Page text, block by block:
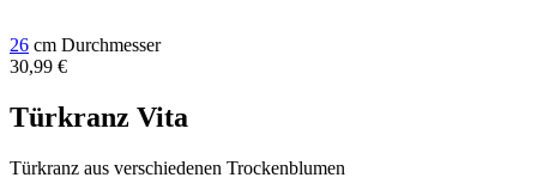
26 cm Durchmesser
30,99 €
Türkranz Vita
Türkranz aus verschiedenen Trockenblumen